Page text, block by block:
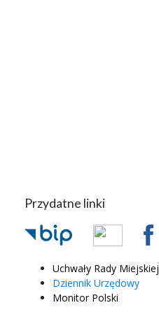
Przydatne linki
Uchwały Rady Miejskiej
Dziennik Urzędowy
Monitor Polski